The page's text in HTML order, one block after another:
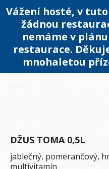
Vážení hosté, v
žádnou
nemáme v
restaurace.
mnohaletou
DŽUS TOMA 0,5L
jablečný, pomerančový,
multivitamín